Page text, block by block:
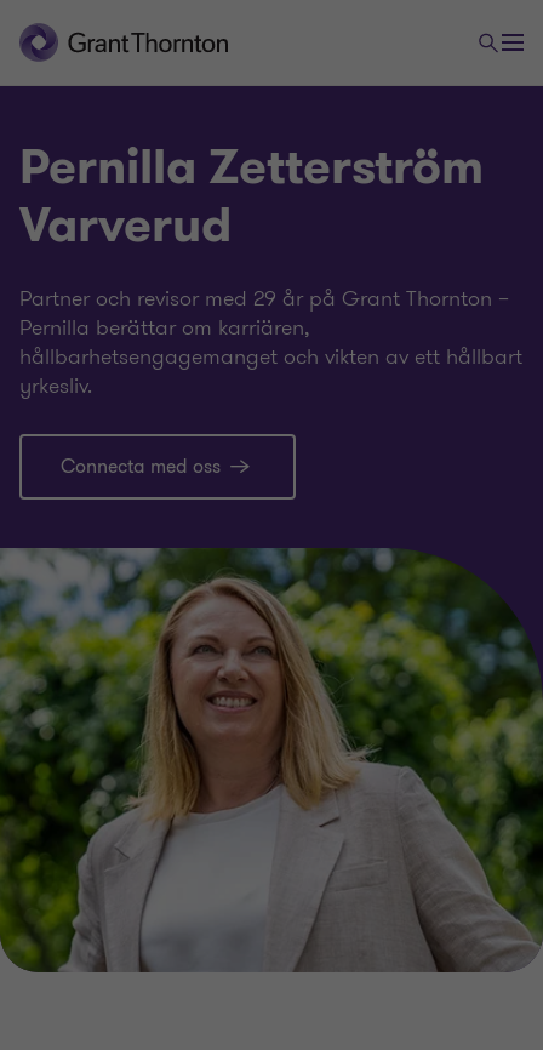
Pernilla Zetterström
Varverud
Partner och revisor med 29 år på Grant Thornton –
Pernilla berättar om karriären,
hållbarhetsengagemanget och vikten av ett hållbart
yrkesliv.
Connecta med oss